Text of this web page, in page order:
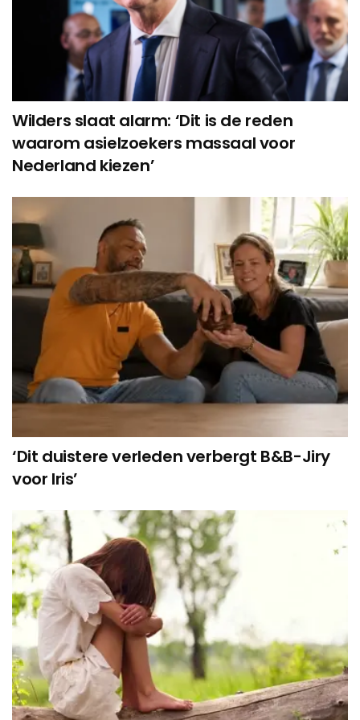
Wilders slaat alarm: ‘Dit is de reden
waarom asielzoekers massaal voor
Nederland kiezen’
‘Dit duistere verleden verbergt B&B-Jiry
voor Iris’